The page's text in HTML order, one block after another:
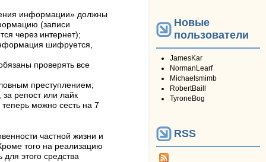
информации» должны
(записи
через интернет);
шифруется,
проверять все
преступлением;
репост или лайк
можно сесть на 7
частной жизни и
того на реализацию
этого средства
Новые
пользователи
JamesKar
NormanLearf
Michaelsmimb
RobertBaill
TyroneBog
RSS